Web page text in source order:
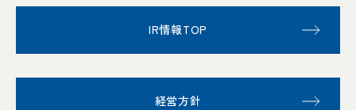
IR情報TOP
経営方針